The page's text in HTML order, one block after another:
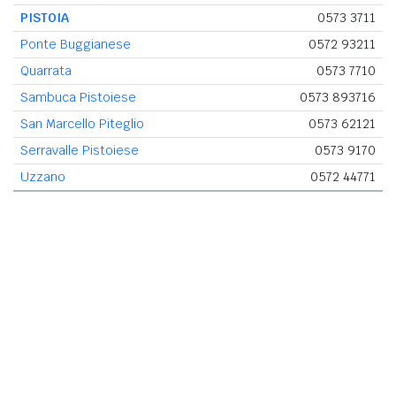
PISTOIA
0573 3711
Ponte Buggianese
0572 93211
Quarrata
0573 7710
Sambuca Pistoiese
0573 893716
San Marcello Piteglio
0573 62121
Serravalle Pistoiese
0573 9170
Uzzano
0572 44771